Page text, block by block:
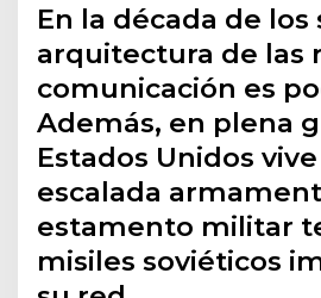
En la década de los
arquitectura de las
comunicación es
Además, en plena
Estados Unidos
escalada
estamento militar
misiles soviéticos